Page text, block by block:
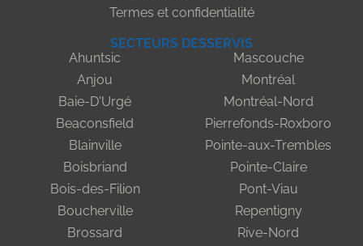
Termes et confidentialité
SECTEURS DESSERVIS
Ahuntsic
Anjou
Baie-D'Urgé
Beaconsfield
Blainville
Boisbriand
Bois-des-Filion
Boucherville
Brossard
Mascouche
Montréal
Montréal-Nord
Pierrefonds-Roxboro
Pointe-aux-Trembles
Pointe-Claire
Pont-Viau
Repentigny
Rive-Nord